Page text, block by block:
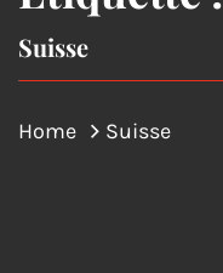
Suisse
Home Suisse